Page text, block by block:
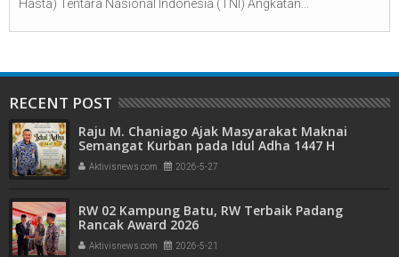
Hasta) Tentara Nasional Indonesia (TNI) Angkatan...
RECENT POST
Raju M. Chaniago Ajak Masyarakat Maknai
Semangat Kurban pada Idul Adha 1447 H
Aktivisnews.com 2026-5-27
RW 02 Kampung Batu, RW Terbaik Padang
Rancak Award 2026
Aktivisnews.com 2026-5-21